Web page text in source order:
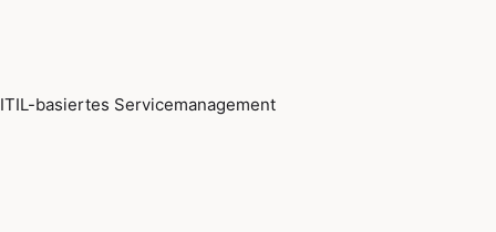
ITIL-basiertes Servicemanagement